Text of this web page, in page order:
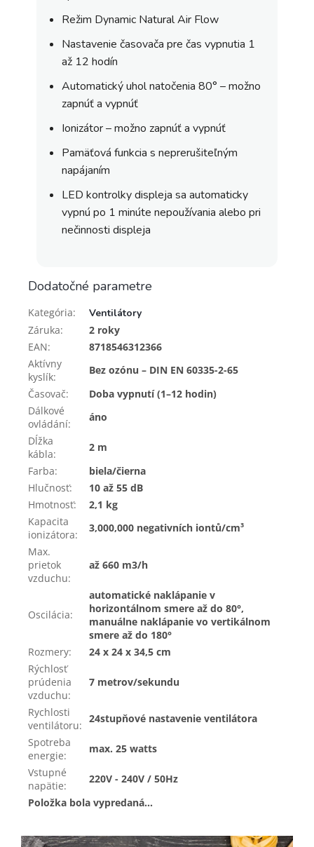
Režim Dynamic Natural Air Flow
Nastavenie časovača pre čas vypnutia 1
až 12 hodín
Automatický uhol natočenia 80° – možno
zapnúť a vypnúť
Ionizátor – možno zapnúť a vypnúť
Pamäťová funkcia s neprerušiteľným
napájaním
LED kontrolky displeja sa automaticky
vypnú po 1 minúte nepoužívania alebo pri
nečinnosti displeja
Dodatočné parametre
Kategória:
Ventilátory
Záruka:
2 roky
EAN:
8718546312366
Aktívny
kyslík:
Bez ozónu – DIN EN 60335-2-65
Časovač:
Doba vypnutí (1–12 hodin)
Dálkové
ovládání:
áno
Dĺžka
kábla:
2 m
Farba:
biela/čierna
Hlučnosť:
10 až 55 dB
Hmotnosť:
2,1 kg
Kapacita
ionizátora:
3,000,000 negativních iontů/cm³
Max.
prietok
vzduchu:
až 660 m3/h
Oscilácia:
automatické naklápanie v
horizontálnom smere až do 80°,
manuálne naklápanie vo vertikálnom
smere až do 180°
Rozmery:
24 x 24 x 34,5 cm
Rýchlosť
prúdenia
vzduchu:
7 metrov/sekundu
Rychlosti
ventilátoru:
24stupňové nastavenie ventilátora
Spotreba
energie:
max. 25 watts
Vstupné
napätie:
220V - 240V / 50Hz
Položka bola vypredaná…